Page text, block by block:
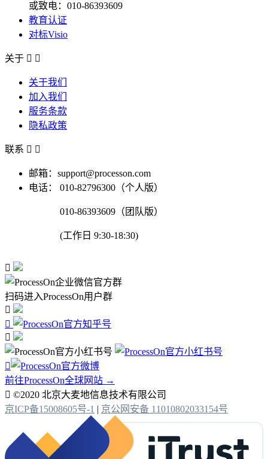
或致电：010-86393609
教育认证
对标Visio
关于  
关于我们
加入我们
服务条款
隐私政策
联系  
邮箱：support@processon.com
电话：
010-82796300（个人版）
010-86393609（团队版）
(工作日 9:30-18:30)

扫码进入ProcessOn用户群




前往ProcessOn全球网站 →
 ©2020 北京大麦地信息技术有限公司
京ICP备15008605号-1 | 京公网安备 11010802033154号